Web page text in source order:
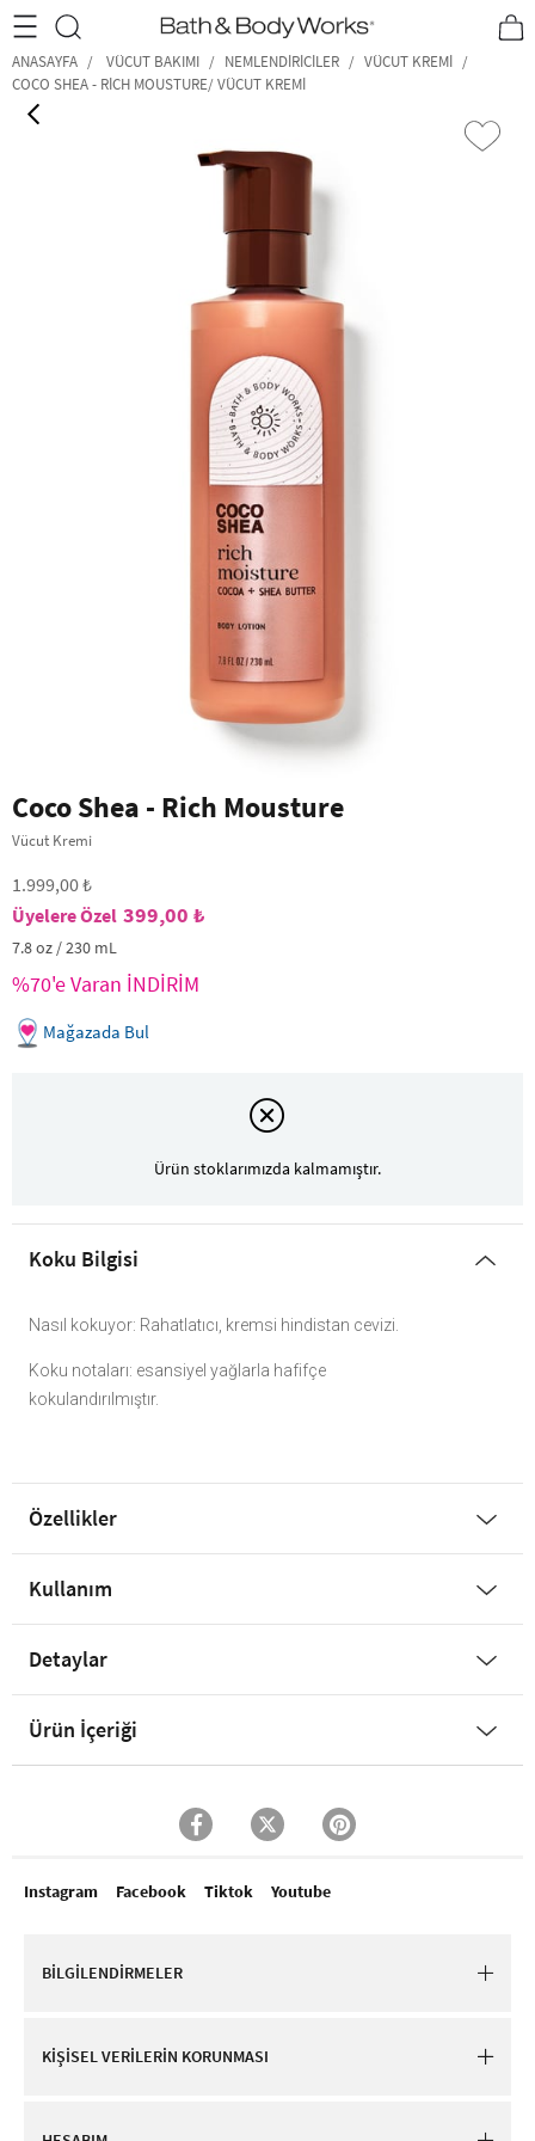
•2200₺ ve Üzeri Kargo Ücretsiz!• *Promosyon Detayları
ANASAYFA VÜCUT BAKIMI NEMLENDIRICILER
VÜCUT KREMI
COCO SHEA - RICH MOUSTURE/ VÜCUT KREMI
Coco Shea - Rich Mousture
Vücut Kremi
1.999,00 ₺
399,00 ₺
7.8 oz / 230 mL
%70'e Varan İNDİRİM
Mağazada Bul
Ürün stoklarımızda kalmamıştır.
Koku Bilgisi
Nasıl kokuyor: Rahatlatıcı, kremsi hindistan cevizi.
Koku notaları: esansiyel yağlarla hafifçe
kokulandırılmıştır.
Özellikler
Kullanım
Detaylar
Ürün İçeriği
Instagram Facebook Tiktok Youtube
BİLGİLENDİRMELER
KİŞİSEL VERİLERİN KORUNMASI